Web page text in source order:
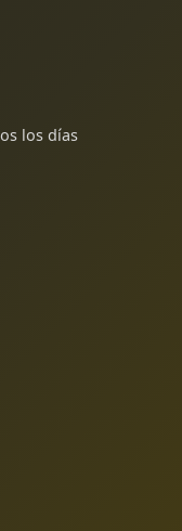
los días